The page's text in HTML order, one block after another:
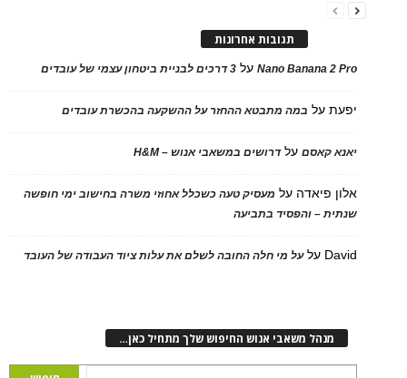
תגובות אחרונות
Nano Banana 2 Proעל 3 דרכים לבניית ביטחון עצמי של עובדים
יפעתעל במה מתבטא ההחזר על ההשקעה בהכשרת עובדים
יאנא קאסםעלדרושים במשאבי אנוש – H&M
אלון פיאדה על מעסיק טעה כשכלל אחוזי משרה בחישוב ימי חופשה
שנתית – והפסיד בתביעה
David עלעל מי חלה החובה לשלם את עלות ציוד העבודה של העובד
מנהל משאבי אנוש החיפוש שלך מתחיל כאן…